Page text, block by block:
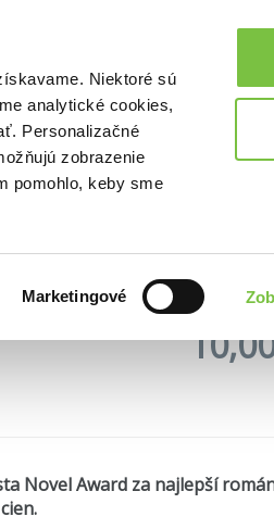
Niektoré sú
analytické cookies,
Personalizačné
zobrazenie
pomohlo, keby sme
Marketingové
(bazár
Novel Award za najlepší